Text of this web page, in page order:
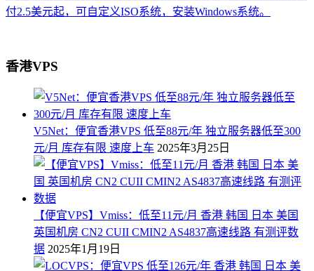
付2.5美元起，可自定义ISO系统，安装Windows系统。
香港VPS
V5Net：便宜香港VPS 低至88元/年 独立服务器低至300
元/月 库存有限 速度上车 2025年3月25日
【便宜VPS】Vmiss：低至11元/月 香港 韩国 日本 美国
英国机房 CN2 CUII CMIN2 AS4837高速线路 有测评数
据 2025年1月19日